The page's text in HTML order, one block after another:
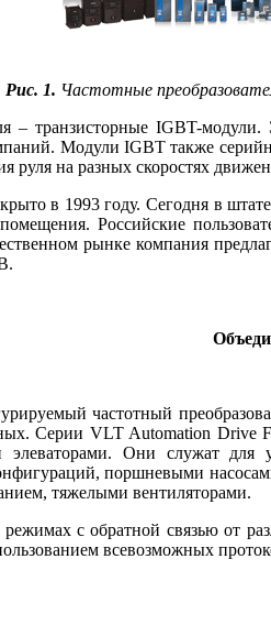
Рис. 1. Частотные
– транзисторные IGBT-
Модули IGBT также
на разных скоростях
в 1993 году. Сегодня в
Российские
рынке компания
частотный
Серии VLT Automation
и элеваторами. Они служат
поршневыми
тяжелыми вентиляторами.
с обратной связью от
всевозможных